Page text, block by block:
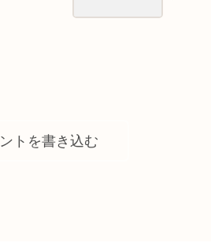
トを書き込む